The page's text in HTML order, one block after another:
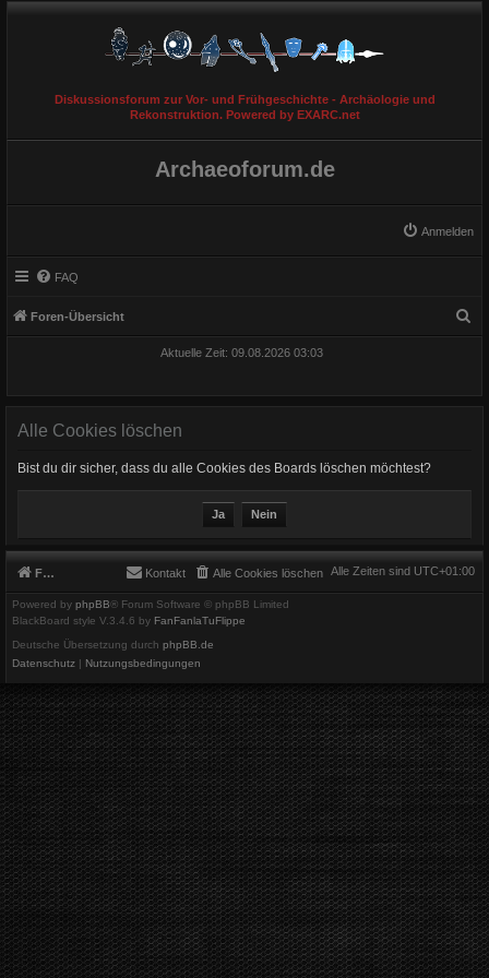
Diskussionsforum zur Vor- und Frühgeschichte - Archäologie und
Rekonstruktion. Powered by EXARC.net
Archaeoforum.de
Anmelden
FAQ
Foren-Übersicht
Aktuelle Zeit: 09.08.2026 03:03
Alle Cookies löschen
Bist du dir sicher, dass du alle Cookies des Boards löschen möchtest?
Foren-Übersicht Alle Zeiten sind UTC+01:00
Alle Cookies löschen
Kontakt
Powered by phpBB® Forum Software © phpBB Limited
BlackBoard style V.3.4.6 by FanFanlaTuFlippe
Deutsche Übersetzung durch phpBB.de
Datenschutz | Nutzungsbedingungen